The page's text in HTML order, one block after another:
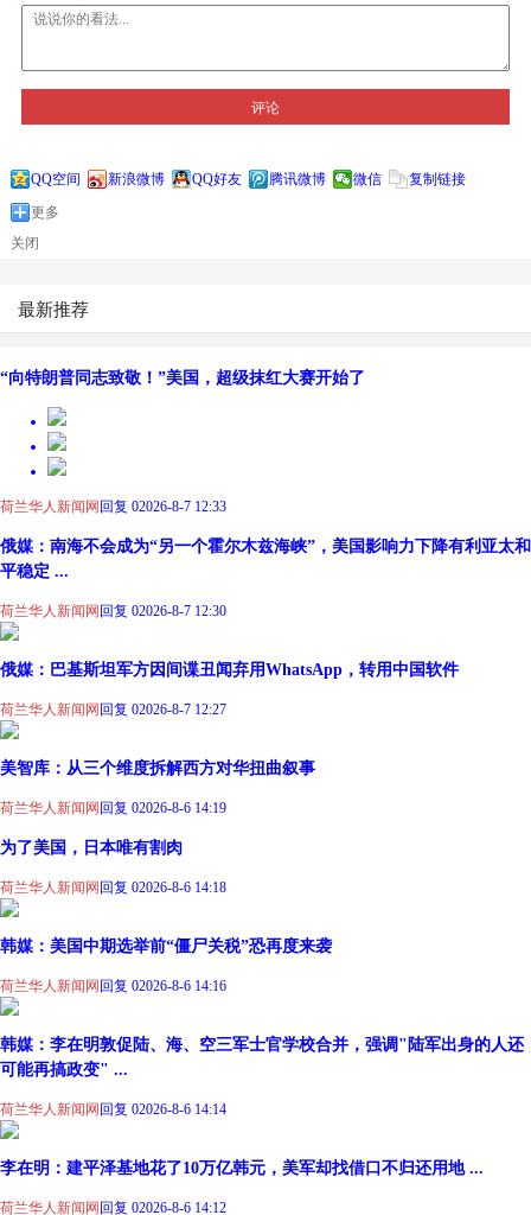
评论
QQ空间 新浪微博 QQ好友 腾讯微博 微信
复制链接
更多
关闭
最新推荐
“向特朗普同志致敬！”美国，超级抹红大赛开始了
荷兰华人新闻网回复 02026-8-7 12:33
俄媒：南海不会成为“另一个霍尔木兹海峡”，美国影响力下降有利亚太和
平稳定 ...
荷兰华人新闻网回复 02026-8-7 12:30
俄媒：巴基斯坦军方因间谍丑闻弃用WhatsApp，转用中国软件
荷兰华人新闻网 回复 02026-8-7 12:27
美智库：从三个维度拆解西方对华扭曲叙事
荷兰华人新闻网 回复 02026-8-6 14:19
为了美国，日本唯有割肉
荷兰华人新闻网 回复 02026-8-6 14:18
韩媒：美国中期选举前“僵尸关税”恐再度来袭
荷兰华人新闻网 回复 02026-8-6 14:16
韩媒：李在明敦促陆、海、空三军士官学校合并，强调"陆军出身的人还
可能再搞政变" ...
荷兰华人新闻网 回复 02026-8-6 14:14
李在明：建平泽基地花了10万亿韩元，美军却找借口不归还用地 ...
荷兰华人新闻网 回复 02026-8-6 14:12